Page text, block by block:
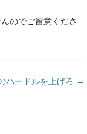
のでご留意くださ
ハードルを上げろ →